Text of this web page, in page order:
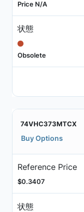
Price N/A
状態
Obsolete
74VHC373MTCX
Buy Options
Reference Price
$0.3407
状態